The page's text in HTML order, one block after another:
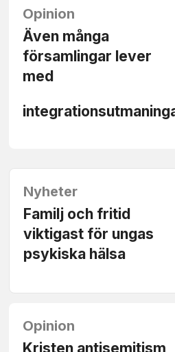
Opinion
Även många
församlingar lever
med
Nyheter
Familj och fritid
viktigast för ungas
psykiska hälsa
Opinion
Kristen antisemitism